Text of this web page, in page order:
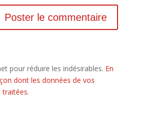
pour réduire les indésirables. En
dont les données de vos
traitées.